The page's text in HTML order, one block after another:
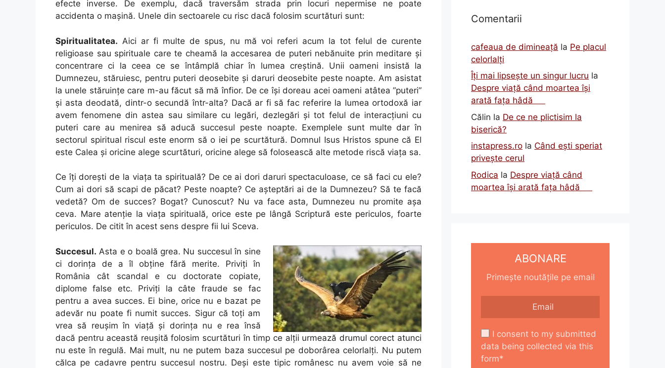
efecte inverse. De exemplu, dacă traversăm strada prin locuri nepermise ne poate
accidenta o maşină. Unele din sectoarele cu risc dacă folosim scurtături sunt:
Spiritualitatea. Aici ar fi multe de spus, nu mă voi referi acum la tot felul de curente
religioase sau spirituale care te cheamă la accesarea de puteri nebănuite prin meditare și
concentrare ci la ceea ce se întâmplă chiar în lumea creștină. Unii oameni insistă la
Dumnezeu, stăruiesc, pentru puteri deosebite și daruri deosebite peste noapte. Am asistat
la unele stăruințe care m-au făcut să mă înfior. De ce își doreau acei oameni atâtea ”puteri”
și asta deodată, dintr-o secundă într-alta? Dacă ar fi să fac referire la lumea ortodoxă iar
avem fenomene din astea sau similare cu legări, dezlegări și tot felul de interacțiuni cu
puteri care au menirea să aducă succesul peste noapte. Exemplele sunt multe dar în
sectorul spiritual riscul este enorm să o iei pe scurtătură. Domnul Isus Hristos spune că El
este Calea și oricine alege scurtături, oricine alege să folosească alte metode riscă viața sa.
Ce îți dorești de la viața ta spirituală? De ce ai dori daruri spectaculoase, ce să faci cu ele?
Cum ai dori să scapi de păcat? Peste noapte? Ce așteptări ai de la Dumnezeu? Să te facă
vedetă? Om de succes? Bogat? Cunoscut? Nu va face asta, Dumnezeu nu promite așa
ceva. Mare atenție la viața spirituală, orice este pe lângă Scriptură este periculos, foarte
periculos. De citit în acest sens despre fii lui Sceva.
Succesul. Asta e o boală grea. Nu succesul în sine
ci dorința de a îl obține fără merite. Priviți în
România cât scandal e cu doctorate copiate,
diplome false etc. Priviți la câte fraude se fac
pentru a avea succes. Ei bine, orice nu e bazat pe
adevăr nu poate fi numit succes. Sigur că toți am
vrea să reușim în viață și dorința nu e rea însă
dacă pentru această reușită folosim scurtături în timp ce alții urmează drumul corect atunci
nu este în regulă. Mai mult, nu ne putem baza succesul pe doborârea celorlalți. Nu putem
călca pe cadavre pentru succesul nostru. Deși este tipic românesc nu avem voie să ne
Comentarii
cafeaua de dimineață la Pe placul
celorlalți
Îți mai lipsește un singur lucru la
Despre viață când moartea își
arată fața hâdă
Călin la De ce ne plictisim la
biserică?
instapress.ro la Când ești speriat
privește cerul
Rodica la Despre viață când
moartea își arată fața hâdă
ABONARE
Primește noutățile pe email
I consent to my submitted
data being collected via this
form*